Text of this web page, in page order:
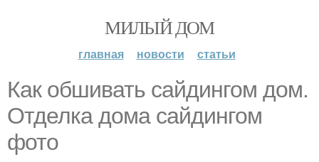
МИЛЫЙ ДОМ
главная новости статьи
Как обшивать сайдингом дом.
Отделка дома сайдингом
фото